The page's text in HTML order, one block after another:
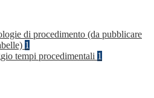
di procedimento (da pubblicare
1
tempi procedimentali 1